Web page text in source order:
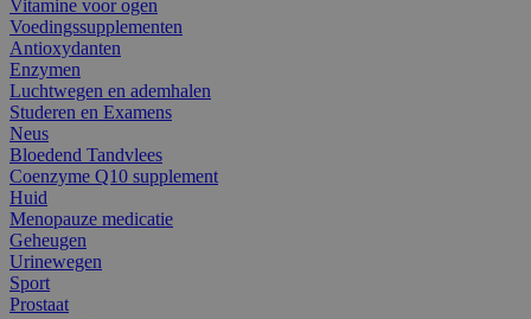
Vitamine voor ogen
Voedingssupplementen
Antioxydanten
Enzymen
Luchtwegen en ademhalen
Studeren en Examens
Neus
Bloedend Tandvlees
Coenzyme Q10 supplement
Huid
Menopauze medicatie
Geheugen
Urinewegen
Sport
Prostaat